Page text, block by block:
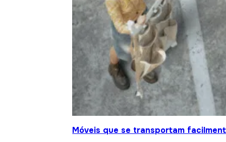
Móveis que se transportam